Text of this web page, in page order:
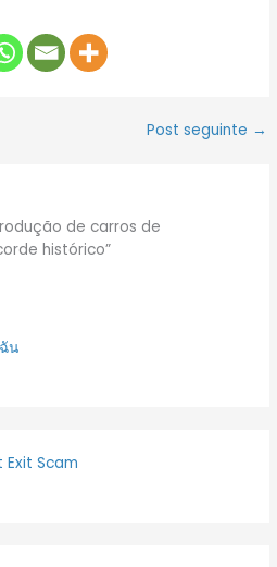
Post seguinte →
de carros de
histórico”
น
Exit Scam